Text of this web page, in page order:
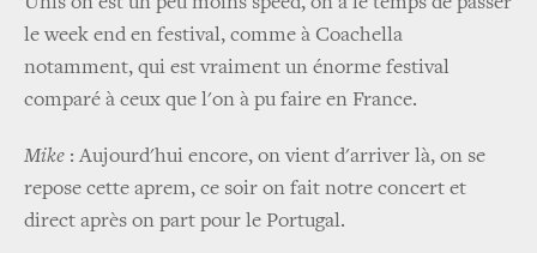
le week end en festival, comme à Coachella
notamment, qui est vraiment un énorme festival
comparé à ceux que l'on à pu faire en France.
Mike : Aujourd'hui encore, on vient d'arriver là, on se
repose cette aprem, ce soir on fait notre concert et
direct après on part pour le Portugal.